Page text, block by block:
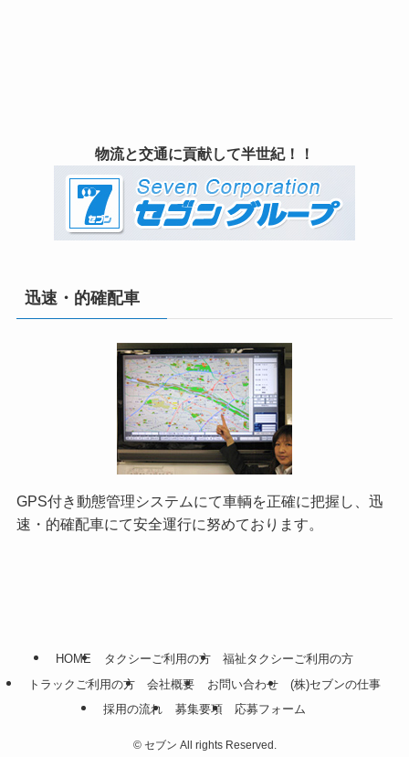
物流と交通に貢献して半世紀！！
迅速・的確配車
GPS付き動態管理システムにて車輌を正確に把握し、迅
速・的確配車にて安全運行に努めております。
HOME タクシーご利用の方
福祉タクシーご利用の方
トラックご利用の方
会社概要 お問い合わせ
(株)セブンの仕事
採用の流れ
募集要項 応募フォーム
©セブン All rights Reserved.